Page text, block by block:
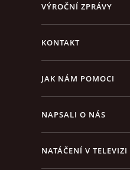
VÝROČNÍ ZPRÁVY
KONTAKT
JAK NÁM POMOCI
NAPSALI O NÁS
NATÁČENÍ V TELEVIZI